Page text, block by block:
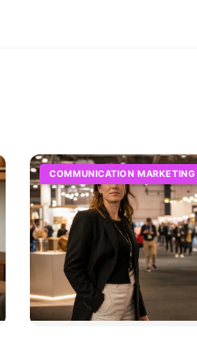
COMMUNICATION MARKETING